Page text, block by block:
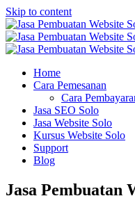
Skip to content
Home
Cara Pemesanan
Cara
Jasa SEO Solo
Jasa Website Solo
Kursus Website Solo
Support
Blog
Jasa Pembuatan